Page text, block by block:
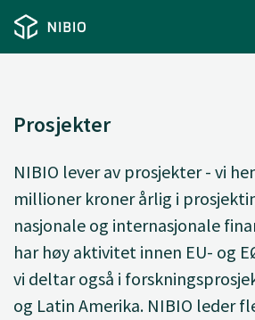
Prosjekter
NIBIO lever av prosjekter - vi
millioner kroner årlig i
nasjonale og internasjonale
har høy aktivitet innen EU- og
vi deltar også i
og Latin Amerika. NIBIO leder